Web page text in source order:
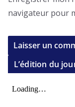
navigateur pour
L’édition du